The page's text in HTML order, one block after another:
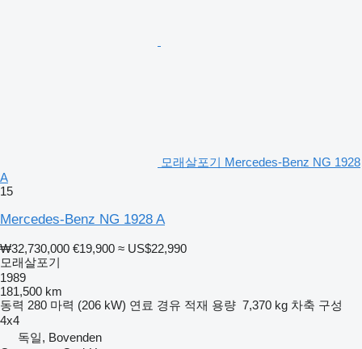
모래살포기 Mercedes-Benz NG 1928
A
15
Mercedes-Benz NG 1928 A
₩32,730,000 €19,900 ≈ US$22,990
모래살포기
1989
181,500 km
동력 280 마력 (206 kW) 연료 경유 적재 용량 7,370 kg 차축 구성
4x4
독일, Bovenden